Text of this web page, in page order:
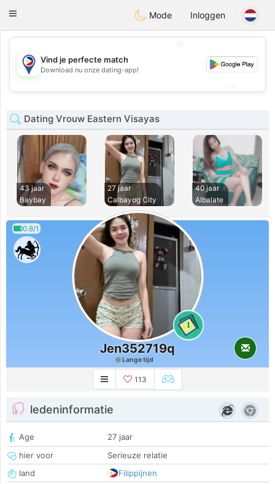
PhilippinesChat
Toggle
Mode Inloggen
💖
💕
Vind je perfecte match
Download nu onze dating-app!
Dating Vrouw Eastern Visayas
43 jaar
Baybay
27 jaar
Calbayog City
40 jaar
Albalate
0.8/1
1
Jen352719q
Lange tijd
113
ledeninformatie
Age
27 jaar
hier voor
Serieuze relatie
land
Filippijnen